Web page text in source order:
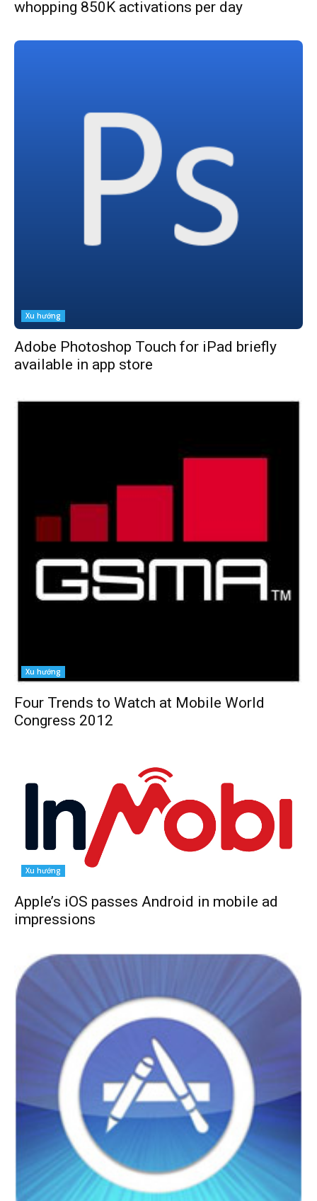
whopping 850K activations per day
Xu hướng
Adobe Photoshop Touch for iPad briefly
available in app store
Xu hướng
Four Trends to Watch at Mobile World
Congress 2012
Xu hướng
Apple’s iOS passes Android in mobile ad
impressions